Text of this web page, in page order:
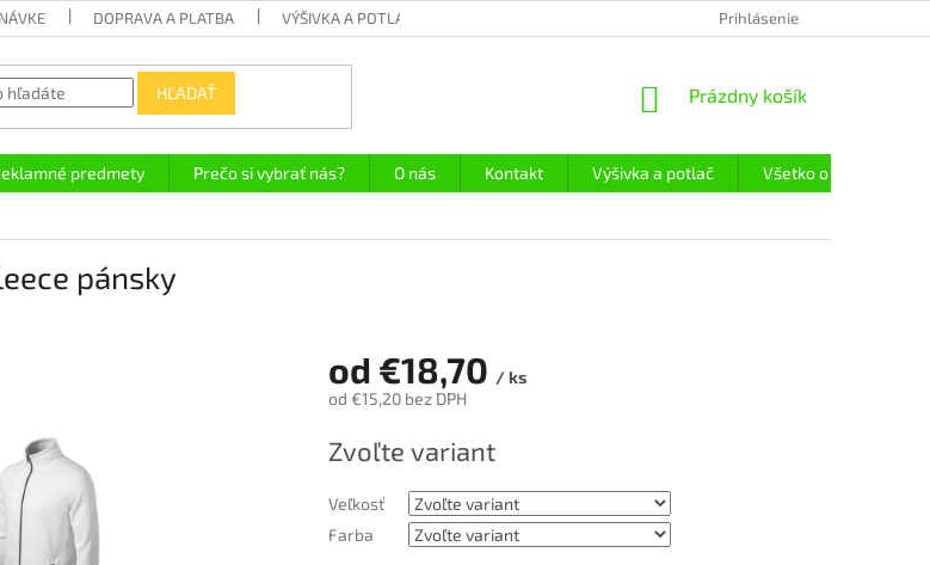
DOPRAVA A PLATBA VÝŠIVKA A POTLAČ OBCHODNÉ PODMIENKYPrihlásenie
HĽADAŤ
NÁKUPNÝ
Prázdny košík
predmety Prečo si vybrať nás? O nás Kontakt Výšivka a potlač Všetko o objednávke
pánsky
od €18,70 / ks
od €15,20bez DPH
cena:
Zvoľte variant
Veľkosť
Farba